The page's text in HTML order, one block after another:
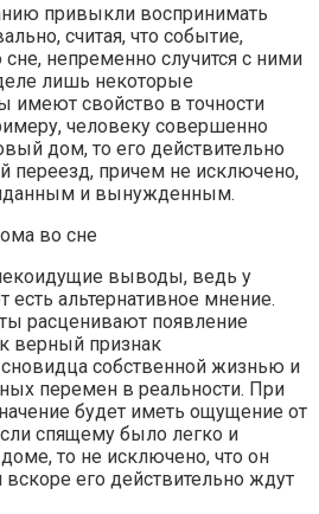
привыкли воспринимать
считая, что событие,
непременно случится с ними
лишь некоторые
имеют свойство в точности
человеку совершенно
дом, то его действительно
переезд, причем не исключено,
и вынужденным.
выводы, ведь у
есть альтернативное мнение.
расценивают появление
верный признак
собственной жизнью и
перемен в реальности. При
будет иметь ощущение от
спящему было легко и
то не исключено, что он
его действительно ждут